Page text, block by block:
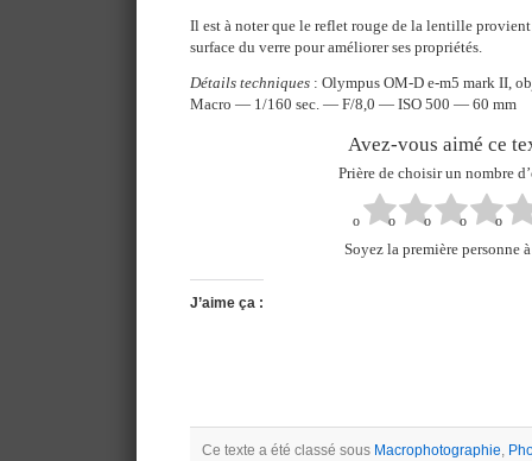
Il est à noter que le reflet rouge de la lentille provient
surface du verre pour améliorer ses propriétés.
Détails techniques : Olympus OM-D e-m5 mark II,
Macro — 1/160 sec. — F/8,0 — ISO 500 — 60 mm
Avez-vous aimé ce
Prière de choisir un nombre
Soyez la première personne
J’aime ça :
Ce texte a été classé sous Macrophotographie,